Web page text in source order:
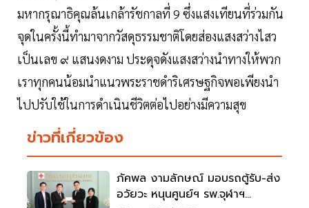
มหากรุณาธิคุณล้นเกล้ารัชกาลที่ 9 ซึ่งแสงเทียนที่ร่วมกัน
จุดในครั้งนี้ทำมาจากวัสดุธรรมชาติโดยส่องแสงสว่างไสว
เป็นเลข ๙ แสนงดงาม ประดุจดังแสงสว่างนำทางให้พวก
เราทุกคนน้อมนำแนวพระราชดำริเศรษฐกิจพอเพียงนำ
ไปปรับใช้ในการดำเนินชีวิตต่อไปอย่างมีความสุข
ข่าวที่เกี่ยวข้อง
ภัคพล งามลักษณ์ มอบรถตู้รับ-ส่ง
อวัยวะ หนุนศูนย์ฯ รพ.จุฬาฯ